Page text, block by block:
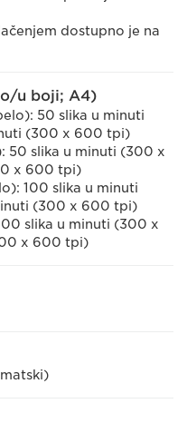
dostupno je na
u boji; A4)
50 slika u minuti
(300 x 600 tpi)
50 slika u minuti (300 x
x 600 tpi)
100 slika u minuti
(300 x 600 tpi)
slika u minuti (300 x
x 600 tpi)